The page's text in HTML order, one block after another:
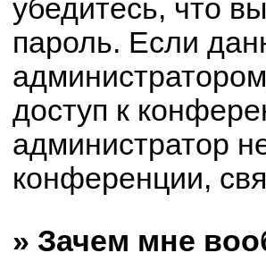
убедитесь, что
пароль. Если
доступ к
администратор
конференции,
» Зачем мне